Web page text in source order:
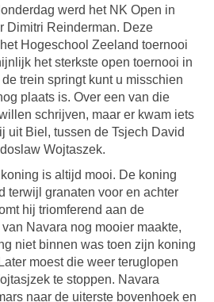
werd het NK Open in
Dimitri Reinderman. Deze
Hogeschool Zeeland toernooi
het sterkste open toernooi in
trein springt kunt u misschien
plaats is. Over een van die
schrijven, maar er kwam iets
uit Biel, tussen de Tsjech David
Wojtaszek.
is altijd mooi. De koning
terwijl granaten voor en achter
hij triomferend aan de
Navara nog mooier maakte,
niet binnen was toen zijn koning
moest die weer teruglopen
te stoppen. Navara
naar de uiterste bovenhoek en